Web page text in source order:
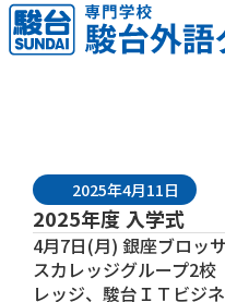
2025年4月11日
2025年度 入学式
4月7日(月) 銀座ブロッ
スカレッジグループ2
レッジ、 駿台ＩＴビジ